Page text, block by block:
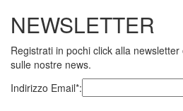
NEWSLETTER
Registrati in pochi click alla
sulle nostre news.
Indirizzo Email*: